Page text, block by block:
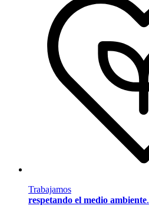
Trabajamos
respetando el medio ambiente.